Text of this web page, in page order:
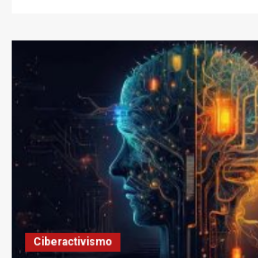
Ciberactivismo